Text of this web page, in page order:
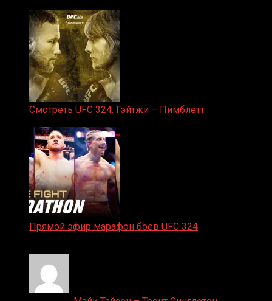
Смотреть UFC 324: Гэйтжи – Пимблетт
Прямой эфир марафон боев UFC 324